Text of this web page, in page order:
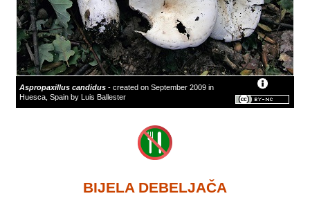
Aspropaxillus candidus - created on September 2009 in
Huesca, Spain by Luis Ballester
BIJELA DEBELJAČA